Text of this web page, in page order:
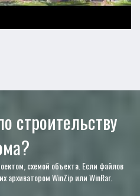
строительству
схемой объекта. Если файлов
архиватором WinZip или WinRar.